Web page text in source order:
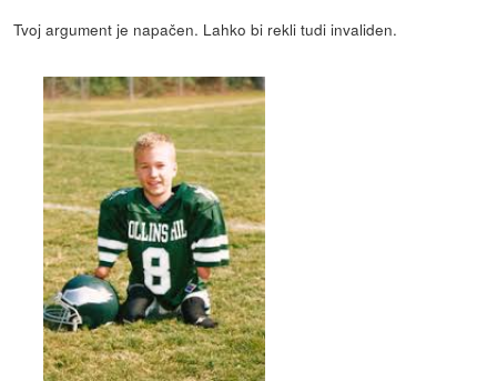
Tvoj argument je napačen. Lahko bi rekli tudi invaliden.